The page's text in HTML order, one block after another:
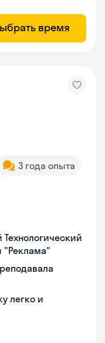
время
3 года опыта
"Реклама"
легко и